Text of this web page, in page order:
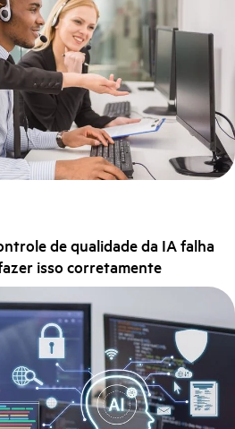
de qualidade da IA falha
isso corretamente